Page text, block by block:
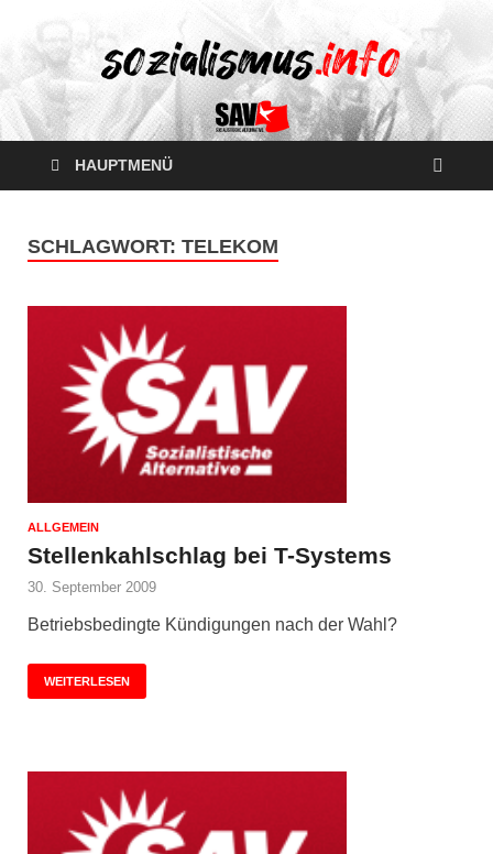
HAUPTMENÜ
SCHLAGWORT: TELEKOM
ALLGEMEIN
Stellenkahlschlag bei T-Systems
30. September 2009
Betriebsbedingte Kündigungen nach der Wahl?
WEITERLESEN